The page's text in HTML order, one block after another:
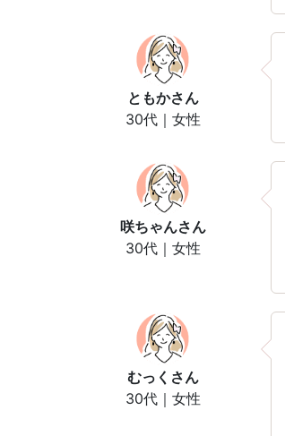
ともかさん
30代｜女性
咲ちゃんさん
30代｜女性
むっく さん
30代｜女性